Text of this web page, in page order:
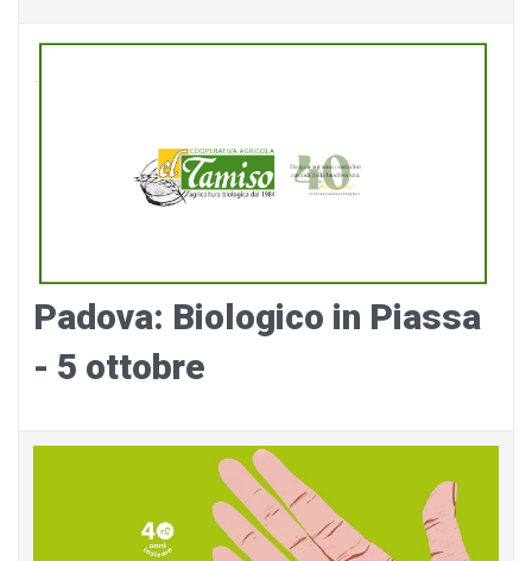
Padova: Biologico in Piassa
- 5 ottobre